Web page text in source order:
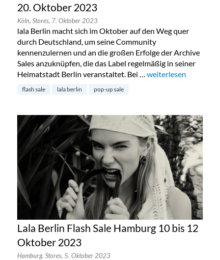
20. Oktober 2023
Köln, Stores, 7. Oktober 2023
lala Berlin macht sich im Oktober auf den Weg quer
durch Deutschland, um seine Community
kennenzulernen und an die großen Erfolge der Archive
Sales anzuknüpfen, die das Label regelmäßig in seiner
Heimatstadt Berlin veranstaltet. Bei … „Lala Berlin Flash
weiterlesen
flash sale lala berlin pop-up sale
Lala Berlin Flash Sale Hamburg 10 bis 12
Oktober 2023
Hamburg, Stores, 5. Oktober 2023